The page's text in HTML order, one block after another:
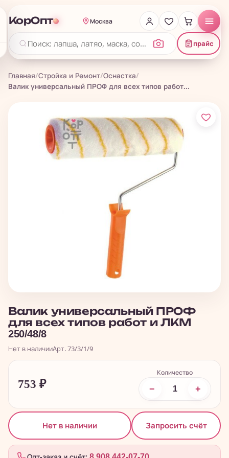
КорОпт Москва
прайс
Главная/Стройка и Ремонт/Оснастка/
Валик универсальный ПРОФ для всех типов работ...
Валик универсальный ПРОФ
для всех типов работ и ЛКМ
250/48/8
Нет в наличииАрт. 73/3/1/9
753 ₽
Количество
− +
Нет в наличии Запросить счёт